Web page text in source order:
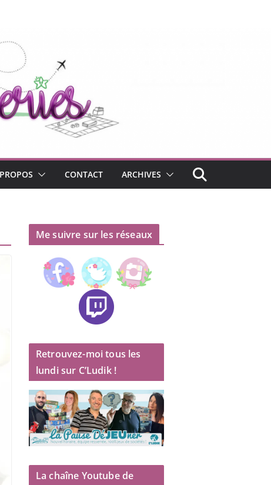
CONTACT ARCHIVES
Me suivre sur les réseaux
Retrouvez-moi tous les
lundi sur C’Ludik !
La chaîne Youtube de